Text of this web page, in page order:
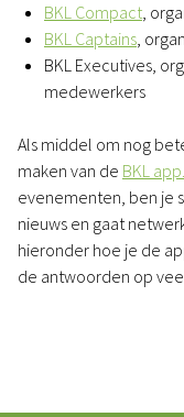
BKL Compact,
BKL Captains,
BKL Executives,
medewerkers
Als middel om nog
maken van de BKL app.
evenementen, ben je
nieuws en gaat
hieronder hoe je de
de antwoorden op